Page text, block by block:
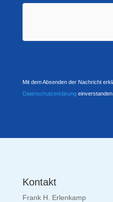
Mit dem Absenden der Nachricht
Datenschutzerklärungeinverstanden.
Kontakt
Frank H. Erlenkamp